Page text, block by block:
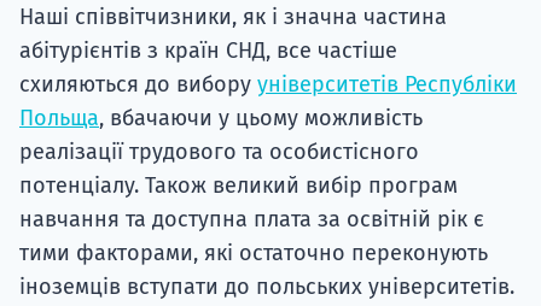
Наші співвітчизники, як і значна частина
абітурієнтів з країн СНД, все частіше
схиляються до вибору університетів Республіки
Польща, вбачаючи у цьому можливість
реалізації трудового та особистісного
потенціалу. Також великий вибір програм
навчання та доступна плата за освітній рік є
тими факторами, які остаточно переконують
іноземців вступати до польських університетів.